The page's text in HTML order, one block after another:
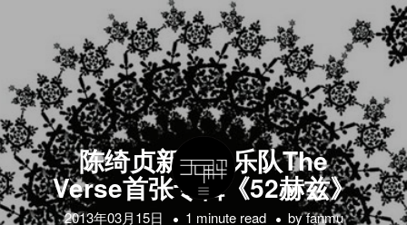
陈绮贞新电子乐队The
Verse首张专辑《52赫兹》
2013年03月15日 1 minute read byfanmu